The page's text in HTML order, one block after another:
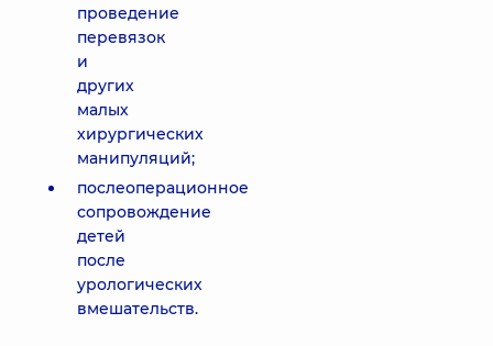
проведение
перевязок
и
других
малых
хирургических
манипуляций;
послеоперационное
сопровождение
детей
после
урологических
вмешательств.